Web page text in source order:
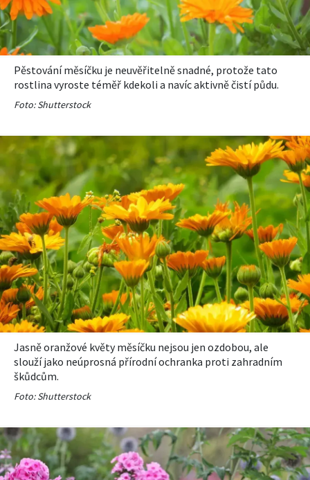
Pěstování měsíčku je neuvěřitelně snadné, protože tato
rostlina vyroste téměř kdekoli a navíc aktivně čistí půdu.
Foto: Shutterstock
Jasně oranžové květy měsíčku nejsou jen ozdobou, ale
slouží jako neúprosná přírodní ochranka proti zahradním
škůdcům.
Foto: Shutterstock